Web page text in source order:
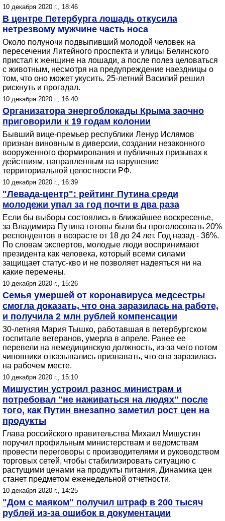
10 декабря 2020 г., 18:46
В центре Петербурга лошадь откусила
нетрезвому мужчине часть носа
Около полуночи подвыпивший молодой человек на
пересечении Литейного проспекта и улицы Белинского
пристал к женщине на лошади, а после полез целоваться
с животным, несмотря на предупреждение наездницы о
том, что оно может укусить. 25-летний Василий решил
рискнуть и прогадал.
10 декабря 2020 г., 16:40
Организатора энергоблокады Крыма заочно
приговорили к 19 годам колонии
Бывший вице-премьер республики Ленур Ислямов
признан виновным в диверсии, создании незаконного
вооруженного формирования и публичных призывах к
действиям, направленным на нарушение
территориальной целостности РФ.
10 декабря 2020 г., 16:39
"Левада-центр": рейтинг Путина среди
молодежи упал за год почти в два раза
Если бы выборы состоялись в ближайшее воскресенье,
за Владимира Путина готовы были бы проголосовать 20%
респондентов в возрасте от 18 до 24 лет. Год назад - 36%.
По словам экспертов, молодые люди воспринимают
президента как человека, который всеми силами
защищает статус-кво и не позволяет надеяться ни на
какие перемены.
10 декабря 2020 г., 15:26
Семья умершей от коронавируса медсестры
смогла доказать, что она заразилась на работе,
и получила 2 млн рублей компенсации
30-летняя Мария Тышко, работавшая в петербургском
госпитале ветеранов, умерла в апреле. Ранее ее
перевели на немедицинскую должность, из-за чего потом
чиновники отказывались признавать, что она заразилась
на рабочем месте.
10 декабря 2020 г., 15:10
Мишустин устроил разнос министрам и
потребовал "не наживаться на людях" после
того, как Путин внезапно заметил рост цен на
продукты
Глава российского правительства Михаил Мишустин
поручил профильным министерствам и ведомствам
провести переговоры с производителями и руководством
торговых сетей, чтобы стабилизировать ситуацию с
растущими ценами на продукты питания. Динамика цен
станет предметом еженедельной отчетности.
10 декабря 2020 г., 14:25
"Дом с маяком" получил штраф в 200 тысяч
рублей из-за ошибок в документации